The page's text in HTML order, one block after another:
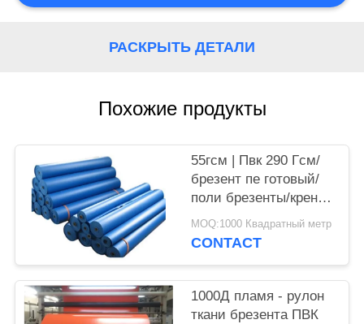
РАСКРЫТЬ ДЕТАЛИ
Похожие продукты
55гсм | Пвк 290 Гсм/
брезент пе готовый/
поли брезенты/крен
холста
MOQ:1000 Квадратный метр
CONTACT
1000Д пламя - рулон
ткани брезента ПВК